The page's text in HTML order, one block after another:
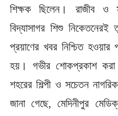
শিক্ষক ছিলেন। রাজীব ও
বিদ্যাসাগর শিশু
প্রয়াণের খবর নিশ্চিত
হয়। গভীর শোকপ্রকাশ
শহরের শিল্পী ও সচেতন
জানা গেছে, মেদিনীপুর